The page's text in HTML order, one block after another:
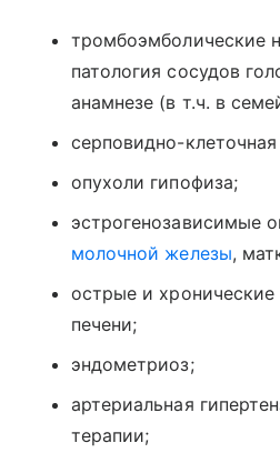
тромбоэмболические
патология сосудов
анамнезе (в т.ч. в
серповидно-
опухоли гипофиза;
эстрогенозависимые
молочной железы,
острые и хронические
печени;
эндометриоз;
артериальная
терапии;